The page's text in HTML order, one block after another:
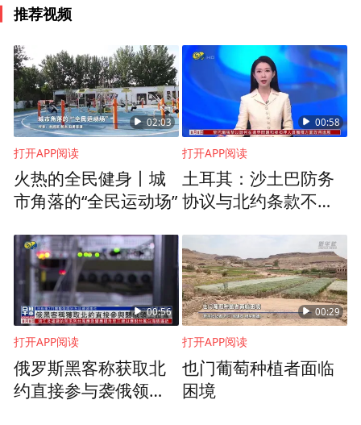
助互助这个行为？
毛爱珍：一般的公益项目都是资助者去支持
受助者，但是我们这个项目不一样。通过接
触，我们发现了有很多有特长的失独者，他
们大都也不是老态龙钟，多在55岁到65岁之
间，失独对他们来说是精神上的坍塌，所以
说我们要从精神上把他们激励起来，自尊自
我们积极动员那些有正能量的活跃分子，有
些人具有很强的综合能力，比如有的是工会
主席，有的是文艺爱好者等等，就发挥他们
的特长，让他们带头成立各个兴趣小组，带
动其他人一起坚持。基本上我们现在是每个
推荐视频
02:03
打开APP阅读
火热的全民健身丨城
市角落的“全民运动场”
00:58
打开APP阅读
土耳其：沙土巴防务
协议与北约条款不冲
00:56
打开APP阅读
俄罗斯黑客称获取北
约直接参与袭俄领土
00:29
打开APP阅读
也门葡萄种植者面临
困境